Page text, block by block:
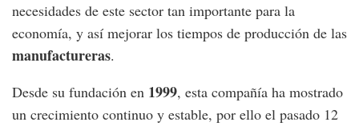
necesidades de este sector tan importante para la
economía, y así mejorar los tiempos de producción de las
manufactureras.
Desde su fundación en 1999, esta compañía ha mostrado
un crecimiento continuo y estable, por ello el pasado 12